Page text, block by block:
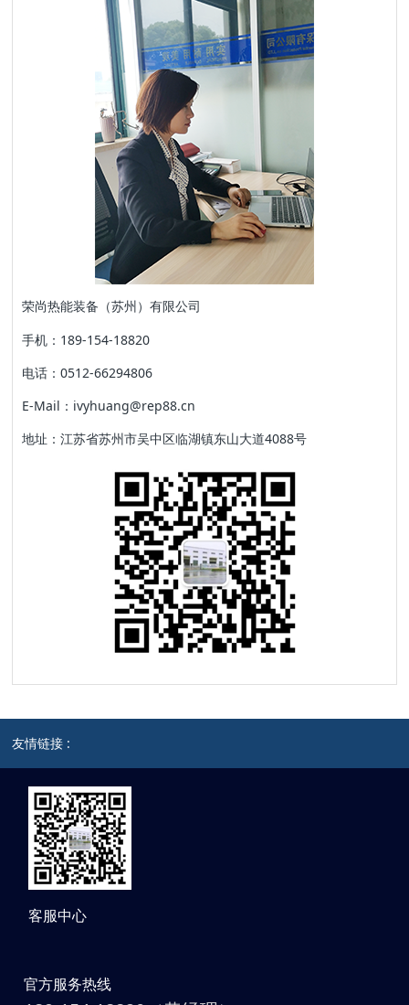
荣尚热能装备（苏州）有限公司
手机：189-154-18820
电话：0512-66294806
E-Mail：ivyhuang@rep88.cn
地址：江苏省苏州市吴中区临湖镇东山大道4088号
友情链接 :
客服中心
官方服务热线